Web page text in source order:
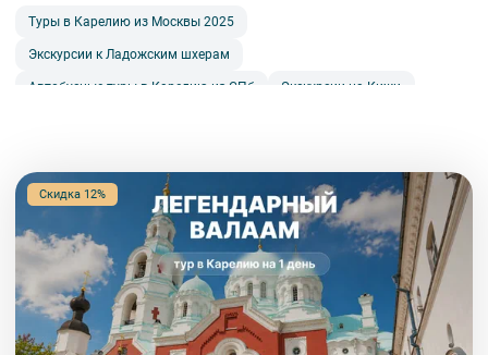
Туры в Карелию из Москвы 2025
Экскурсии к Ладожским шхерам
Автобусные туры в Карелию из СПб Экскурсии на Кижи
Скидка 12%